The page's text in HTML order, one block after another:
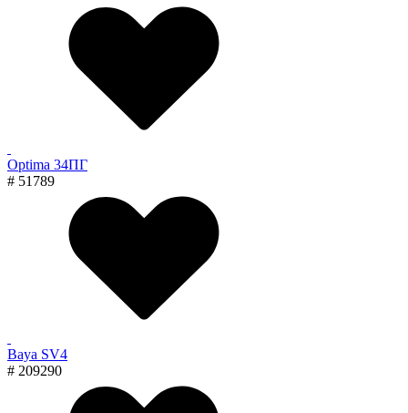
Optima 34ПГ
# 51789
Baya SV4
# 209290